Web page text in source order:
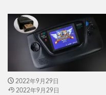
2022年9月29日
2022年9月29日